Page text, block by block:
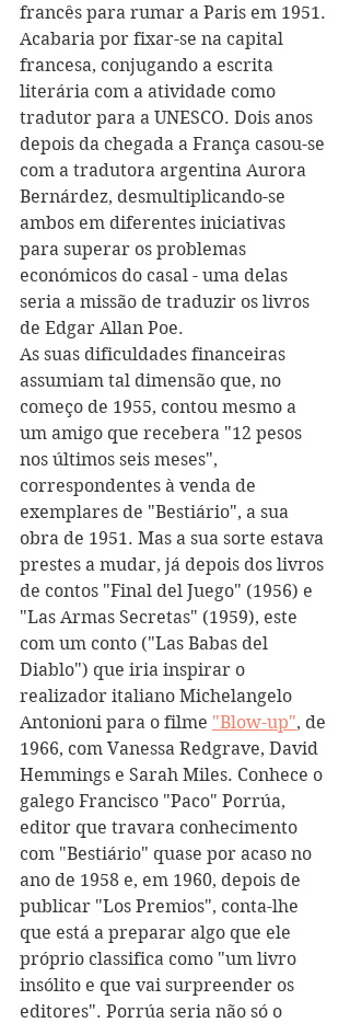
francês para rumar a Paris em 1951.
Acabaria por fixar-se na capital
francesa, conjugando a escrita
literária com a atividade como
tradutor para a UNESCO. Dois anos
depois da chegada a França casou-se
com a tradutora argentina Aurora
Bernárdez, desmultiplicando-se
ambos em diferentes iniciativas
para superar os problemas
económicos do casal - uma delas
seria a missão de traduzir os livros
de Edgar Allan Poe.
As suas dificuldades financeiras
assumiam tal dimensão que, no
começo de 1955, contou mesmo a
um amigo que recebera "12 pesos
nos últimos seis meses",
correspondentes à venda de
exemplares de "Bestiário", a sua
obra de 1951. Mas a sua sorte estava
prestes a mudar, já depois dos livros
de contos "Final del Juego" (1956) e
"Las Armas Secretas" (1959), este
com um conto ("Las Babas del
Diablo") que iria inspirar o
realizador italiano Michelangelo
Antonioni para o filme "Blow-up", de
1966, com Vanessa Redgrave, David
Hemmings e Sarah Miles. Conhece o
galego Francisco "Paco" Porrúa,
editor que travara conhecimento
com "Bestiário" quase por acaso no
ano de 1958 e, em 1960, depois de
publicar "Los Premios", conta-lhe
que está a preparar algo que ele
próprio classifica como "um livro
insólito e que vai surpreender os
editores". Porrúa seria não só o